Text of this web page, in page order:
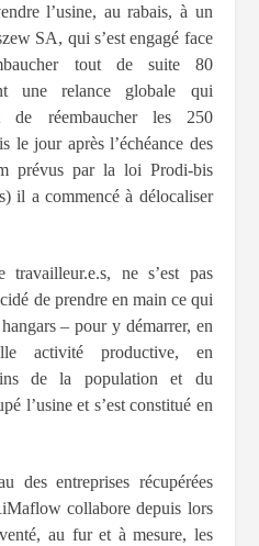
l’usine, au rabais, à un
SA, qui s’est engagé face
tout de suite 80
une relance globale qui
de réembaucher les 250
le jour après l’échéance des
prévus par la loi Prodi-bis
il a commencé à délocaliser
ne s’est pas
de prendre en main ce qui
– pour y démarrer, en
activité productive, en
de la population et du
l’usine et s’est constitué en
des entreprises récupérées
collabore depuis lors
au fur et à mesure, les